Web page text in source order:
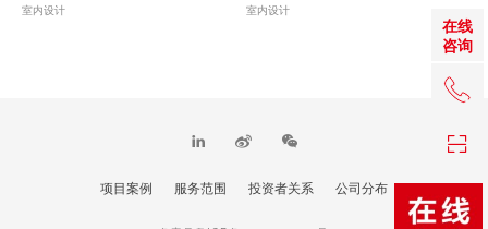
在线
咨询
+86
TOP
室内设计 室内设计
项目案例 服务范围 投资者关系 公司分布